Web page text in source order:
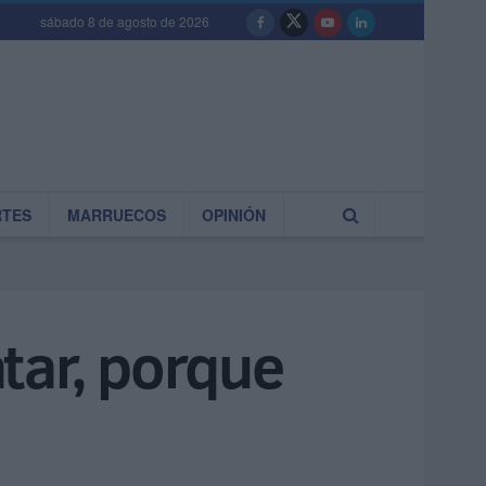
sábado 8 de agosto de 2026
MARRUECOS OPINIÓN
porque